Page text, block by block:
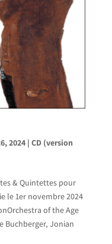
2024| CD (version
& Quintettes pour
le 1er novembre 2024
of the Age
Buchberger, Jonian